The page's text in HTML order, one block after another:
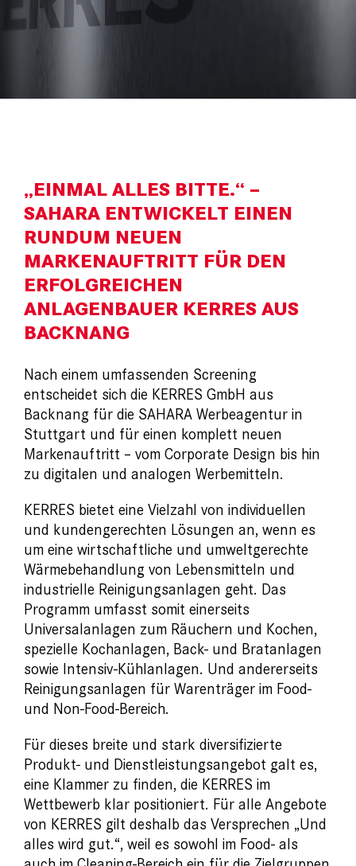
„EINMAL ALLES BITTE.“ –
SAHARA ENTWICKELT EINEN
RUNDUM NEUEN
MARKENAUFTRITT FÜR DEN
ERFOLGREICHEN
ANLAGENBAUER KERRES AUS
BACKNANG
Nach einem umfassenden Screening
entscheidet sich die KERRES GmbH aus
Backnang für die SAHARA Werbeagentur in
Stuttgart und für einen komplett neuen
Markenauftritt – vom Corporate Design bis hin
zu digitalen und analogen Werbemitteln.
KERRES bietet eine Vielzahl von individuellen
und kundengerechten Lösungen an, wenn es
um eine wirtschaftliche und umweltgerechte
Wärmebehandlung von Lebensmitteln und
industrielle Reinigungsanlagen geht. Das
Programm umfasst somit einerseits
Universalanlagen zum Räuchern und Kochen,
spezielle Kochanlagen, Back- und Bratanlagen
sowie Intensiv-Kühlanlagen. Und andererseits
Reinigungsanlagen für Warenträger im Food-
und Non-Food-Bereich.
Für dieses breite und stark diversifizierte
Produkt- und Dienstleistungsangebot galt es,
eine Klammer zu finden, die KERRES im
Wettbewerb klar positioniert. Für alle Angebote
von KERRES gilt deshalb das Versprechen „Und
alles wird gut.“, weil es sowohl im Food- als